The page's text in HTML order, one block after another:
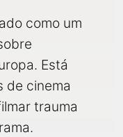
como um
Está
de cinema
trauma